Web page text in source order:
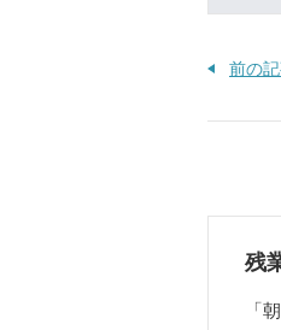
前の
残
「